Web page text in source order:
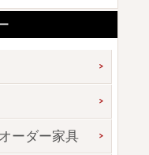
ーダー家具